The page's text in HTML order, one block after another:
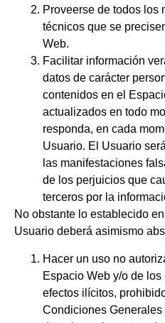
Proveerse de todos los
técnicos que se
Web.
Facilitar información
datos de carácter
contenidos en el
actualizados en todo
responda, en cada
Usuario. El Usuario
las manifestaciones
de los perjuicios que
terceros por la
No obstante lo establecido
Usuario deberá asimismo
Hacer un uso no
Espacio Web y/o de
efectos ilícitos,
Condiciones